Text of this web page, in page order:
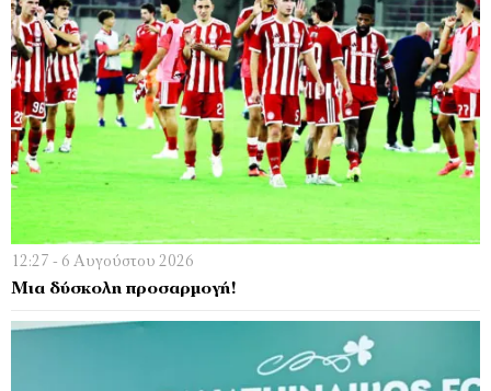
12:27 - 6 Αυγούστου 2026
Μια δύσκολη προσαρμογή!